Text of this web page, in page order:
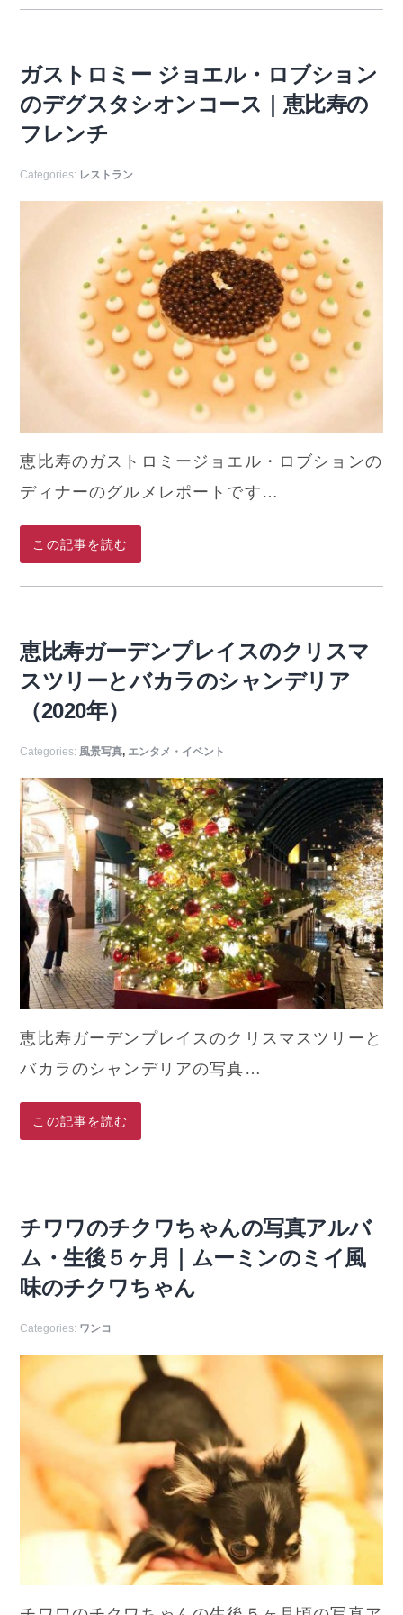
ガストロミー ジョエル・ロブション
のデグスタシオンコース｜恵比寿の
フレンチ
Categories: レストラン
恵比寿のガストロミージョエル・ロブションの
ディナーのグルメレポートです…
この記事を読む
恵比寿ガーデンプレイスのクリスマ
スツリーとバカラのシャンデリア
（2020年）
Categories: 風景写真, エンタメ・イベント
恵比寿ガーデンプレイスのクリスマスツリーと
バカラのシャンデリアの写真…
この記事を読む
チワワのチクワちゃんの写真アルバ
ム・生後５ヶ月｜ムーミンのミイ風
味のチクワちゃん
Categories: ワンコ